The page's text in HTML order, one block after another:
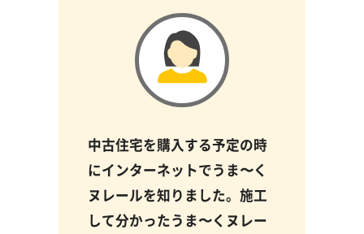
中古住宅を購入する予定の時
にインターネットでうま〜く
ヌレールを知りました。施工
して分かったうま〜くヌレー